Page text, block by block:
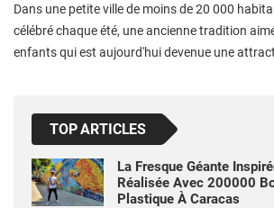
Dans une petite ville de moins de 20 000
célébré chaque été, une ancienne tradition
enfants qui est aujourd'hui devenue une
TOP ARTICLES
La Fresque Géante
Réalisée Avec 200000
Plastique À Caracas